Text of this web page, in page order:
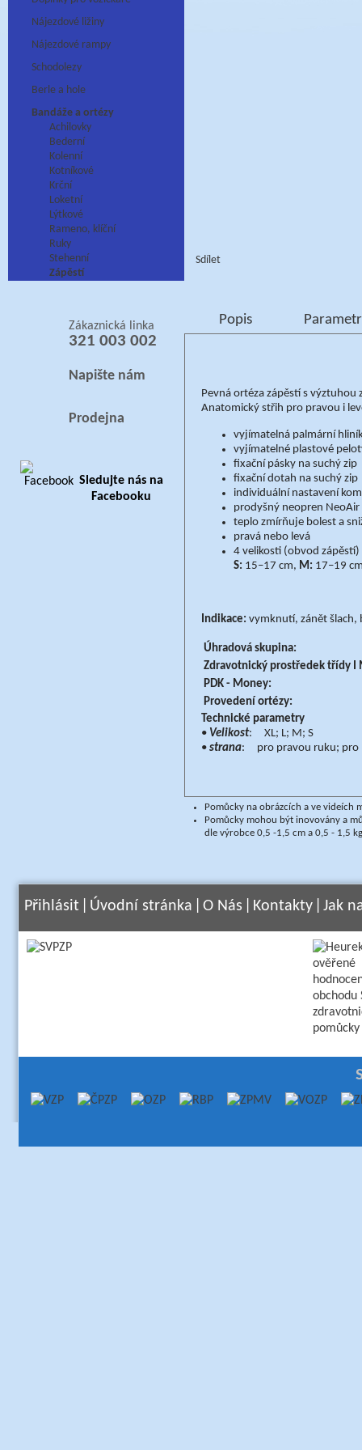
Nájezdové ližiny
Nájezdové rampy
Schodolezy
Berle a hole
Bandáže a ortézy
Achilovky
Bederní
Kolenní
Kotníkové
Krční
Loketní
Lýtkové
Rameno, klíční
Ruky
Stehenní
Zápěstí
Zákaznická linka
321 003 002
Napište nám
Prodejna
Sledujte nás na
Facebooku
Sdílet
Popis
Pevná ortéza zápěstí s
Anatomický střih pro pravou i
vyjímatelná palmární
vyjímatelné plastové
fixační pásky na suchý zip
fixační dotah na suchý zip
individuální nastavení
prodyšný neopren NeoAir
teplo zmírňuje bolest a
pravá nebo levá ​
4 velikosti (obvod zápěstí)
S: 15–17 cm, M: 17–19
Indikace: vymknutí, zánět
Úhradová skupina:
Zdravotnický prostředek třídy I
PDK - Money:
Provedení ortézy:
Technické parametry
• Velikost: XL; L; M; S
• strana: pro pravou ruku;
Pomůcky na obrázcích a ve videích
Pomůcky mohou být inovovány a
dle výrobce 0,5 -1,5 cm a 0,5 - 1,5
Přihlásit Úvodní stránka O Nás Kontakty Jak